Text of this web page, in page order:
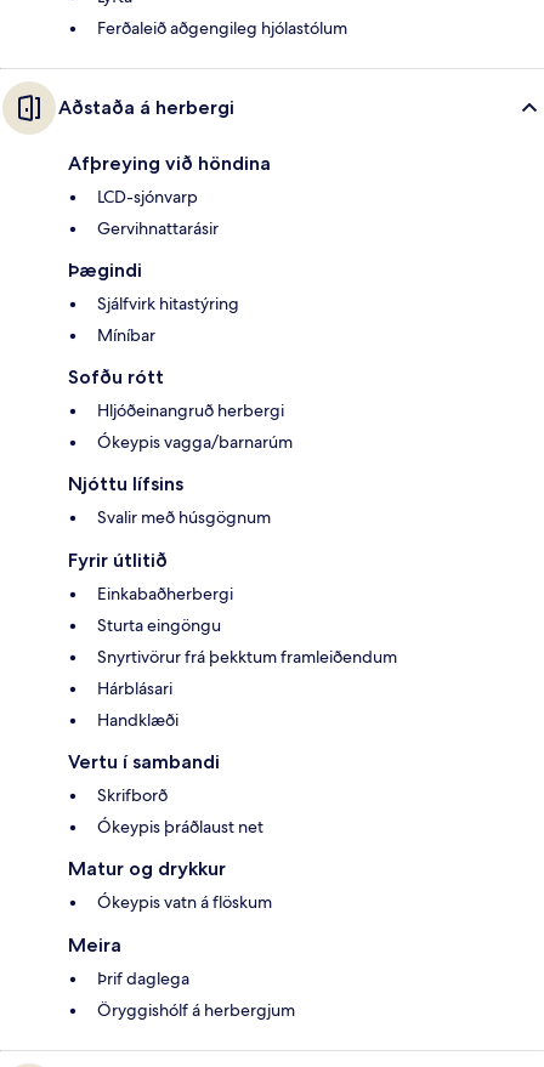
Ferðaleið aðgengileg hjólastólum
Aðstaða á herbergi
Afþreying við höndina
LCD-sjónvarp
Gervihnattarásir
Þægindi
Sjálfvirk hitastýring
Míníbar
Sofðu rótt
Hljóðeinangruð herbergi
Ókeypis vagga/barnarúm
Njóttu lífsins
Svalir með húsgögnum
Fyrir útlitið
Einkabaðherbergi
Sturta eingöngu
Snyrtivörur frá þekktum framleiðendum
Hárblásari
Handklæði
Vertu í sambandi
Skrifborð
Ókeypis þráðlaust net
Matur og drykkur
Ókeypis vatn á flöskum
Meira
Þrif daglega
Öryggishólf á herbergjum